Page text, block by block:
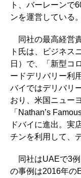
ト、バーレーンで
ンを運営している。
同社の最高経営
ト氏は、ビジネス
日）で、「新型コ
ードデリバリー利
バイではデリバリ
おり、米国ニュー
「Nathan’s
ドバイに進出。実
チンを利用して、
同社はUAEで3
の事例は2016年の